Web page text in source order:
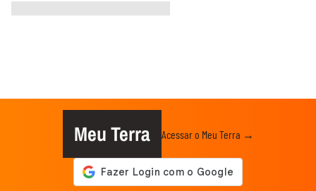
Meu Terra Acessar o Meu Terra →